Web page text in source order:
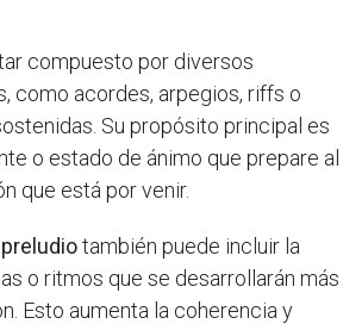
compuesto por diversos
como acordes, arpegios, riffs o
Su propósito principal es
o estado de ánimo que prepare al
que está por venir.
preludiotambién puede incluir la
o ritmos que se desarrollarán más
Esto aumenta la coherencia y